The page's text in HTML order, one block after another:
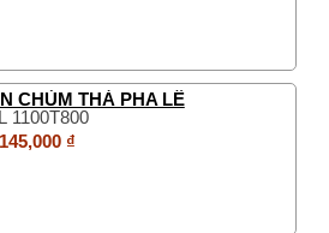
CHÙM THẢ PHA LÊ
1100T800
₫